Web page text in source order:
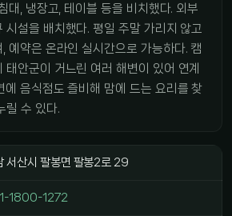
대, 냉장고, 테이블 등을 비치했다. 외부
시설을 배치했다. 평일 주말 가리지 않고
예약은 온라인 실시간으로 가능하다. 캠
태안군이 거느린 여러 해변이 있어 연계
에 음식점도 즐비해 맘에 드는 요리를 찾
릴 수 있다.
서산시 팔봉면 팔봉2로 29
1800-1272